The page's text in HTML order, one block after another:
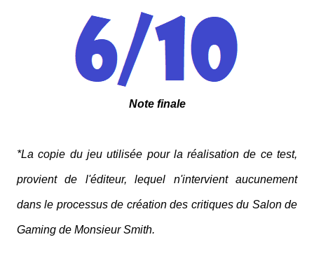
Note finale
*La copie du jeu utilisée pour la réalisation de ce test,
provient de l'éditeur, lequel n'intervient aucunement
dans le processus de création des critiques du Salon de
Gaming de Monsieur Smith.